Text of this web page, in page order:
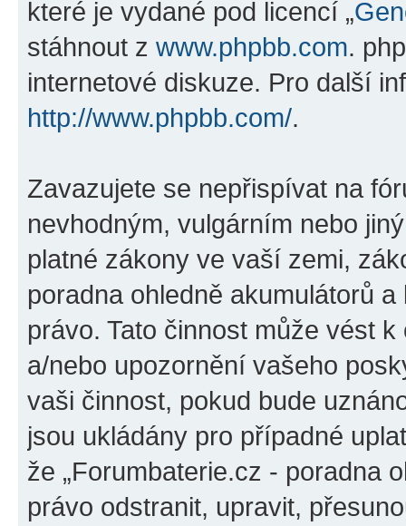
které je vydané pod licencí „
stáhnout z www.phpbb.com.
internetové diskuze. Pro další
http://www.phpbb.com/.
Zavazujete se nepřispívat na
nevhodným, vulgárním nebo
platné zákony ve vaší zemi,
poradna ohledně akumulátorů
právo. Tato činnost může vést
a/nebo upozornění vašeho
vaši činnost, pokud bude
jsou ukládány pro případné
že „Forumbaterie.cz - poradna
právo odstranit, upravit,